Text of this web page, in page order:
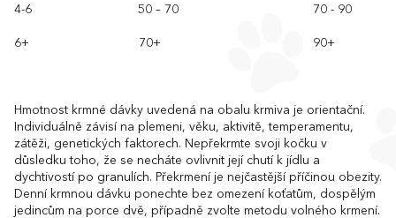
4-6 50 – 70 70 - 90
6+ 70+ 90+
Hmotnost krmné dávky uvedená na obalu krmiva je orientační.
Individuálně závisí na plemeni, věku, aktivitě, temperamentu,
zátěži, genetických faktorech. Nepřekrmte svoji kočku v
důsledku toho, že se necháte ovlivnit její chutí k jídlu a
dychtivostí po granulích. Překrmení je nejčastější příčinou obezity.
Denní krmnou dávku ponechte bez omezení koťatům, dospělým
jedincům na porce dvě, případně zvolte metodu volného krmení.